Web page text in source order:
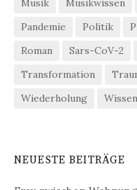
Musik
Musikwissen
Pandemie
Politik
Roman
Sars-CoV-2
Transformation
Wiederholung
Wissen
NEUESTE BEITRÄGE